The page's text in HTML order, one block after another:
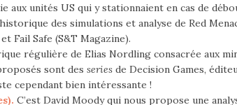
aux unités US qui y stationnaient en cas de
des simulations et analyse de Red
Fail Safe (S&T Magazine).
régulière de Elias Nordling consacrée aux
sont des series de Decision Games,
cependant bien intéressante !
C’est David Moody qui nous propose une